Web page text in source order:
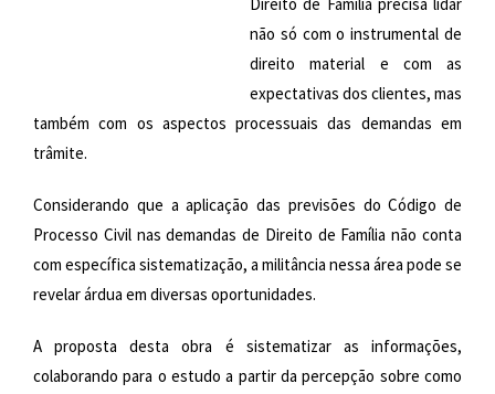
não só com o instrumental de
direito material e com as
expectativas dos clientes, mas
também com os aspectos processuais das demandas em
trâmite.
Considerando que a aplicação das previsões do Código de
Processo Civil nas demandas de Direito de Família não conta
com específica sistematização, a militância nessa área pode se
revelar árdua em diversas oportunidades.
A proposta desta obra é sistematizar as informações,
colaborando para o estudo a partir da percepção sobre como